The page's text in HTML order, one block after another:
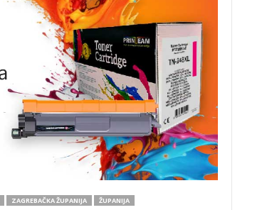
ZAGREBAČKA ŽUPANIJA ŽUPANIJA